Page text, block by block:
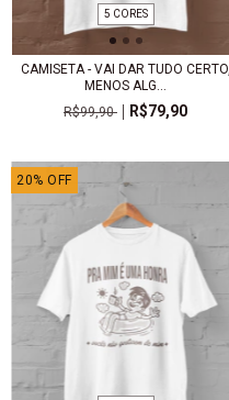
5 CORES
CAMISETA - VAI DAR TUDO CERTO,
MENOS ALG...
R$99,90
R$79,90
20% OFF